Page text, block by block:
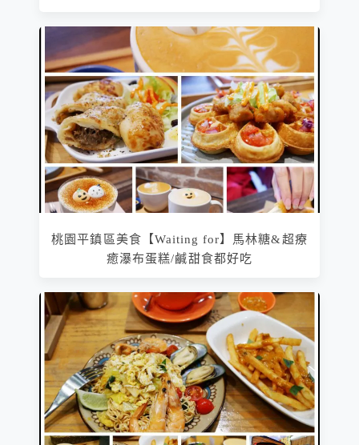
桃園平鎮區美食【Waiting for】馬林糖&超療
癒瀑布蛋糕/鹹甜食都好吃